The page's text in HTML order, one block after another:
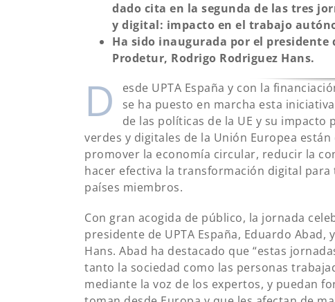
dado cita en la segunda de las tres
y digital: impacto en el trabajo
Ha sido inaugurada por el presidente
Prodetur, Rodrigo Rodriguez Hans.
D
esde UPTA España y con la
se ha puesto en marcha esta
de las políticas de la UE y su
verdes y digitales de la Unión Europea
promover la economía circular, reducir la
hacer efectiva la transformación digital
países miembros.
Con gran acogida de público, la jornada
presidente de UPTA España, Eduardo
Hans. Abad ha destacado que “estas
tanto la sociedad como las personas
mediante la voz de los expertos, y puedan